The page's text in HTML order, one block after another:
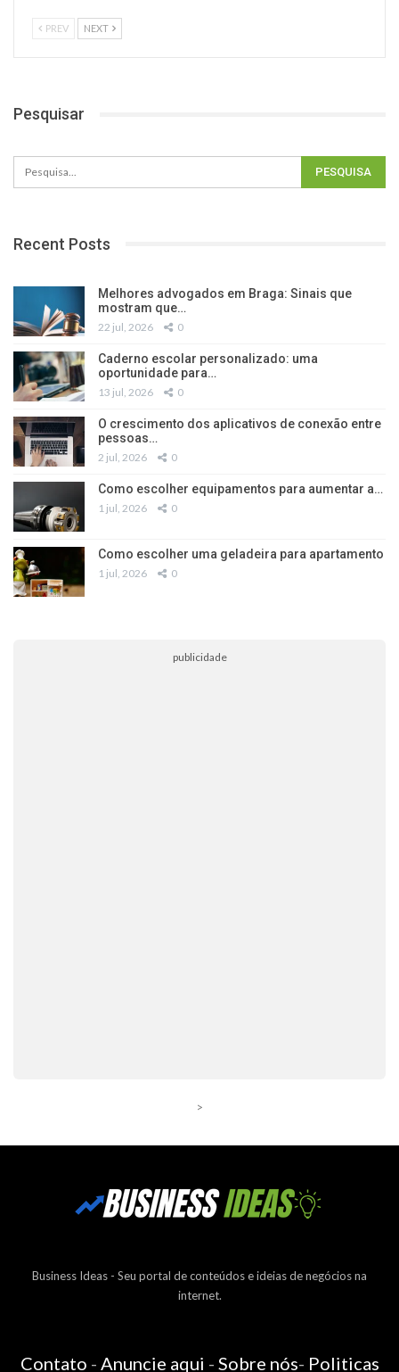
PREV NEXT
Pesquisar
Recent Posts
Melhores advogados em Braga: Sinais que
mostram que…
22 jul, 2026 0
Caderno escolar personalizado: uma
oportunidade para…
13 jul, 2026 0
O crescimento dos aplicativos de conexão entre
pessoas…
2 jul, 2026 0
Como escolher equipamentos para aumentar a…
1 jul, 2026 0
Como escolher uma geladeira para apartamento
1 jul, 2026 0
publicidade
>
Business Ideas - Seu portal de conteúdos e ideias de negócios na
internet.
Contato - Anuncie aqui - Sobre nós- Politicas